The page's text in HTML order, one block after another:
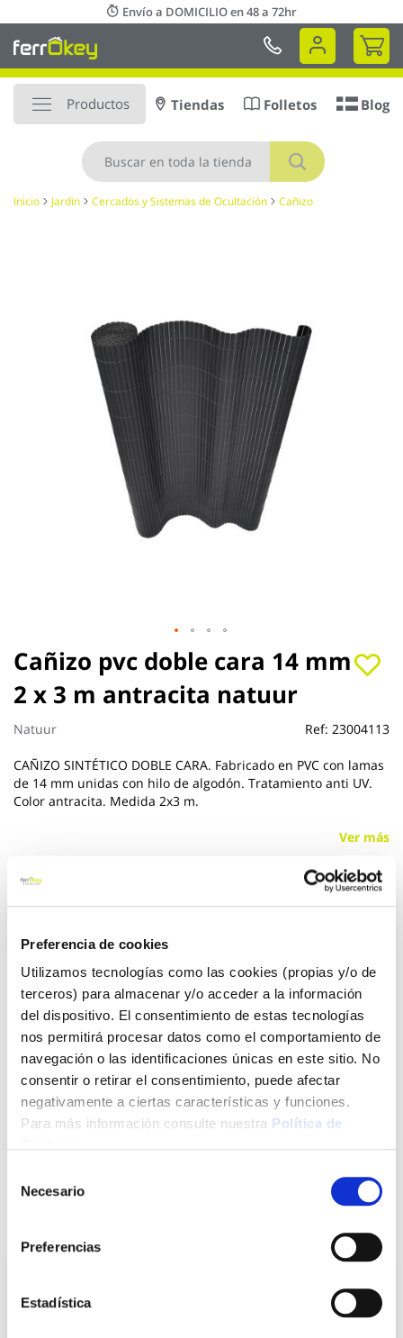
Preferencia de cookies
Utilizamos tecnologías como las cookies (propias y/o de
terceros) para almacenar y/o acceder a la información
del dispositivo. El consentimiento de estas tecnologías
nos permitirá procesar datos como el comportamiento de
navegación o las identificaciones únicas en este sitio. No
consentir o retirar el consentimiento, puede afectar
negativamente a ciertas características y funciones.
Para más información consulte nuestra Política de
Necesario
Preferencias
Estadística
al
contenido
Envío a DOMICILIO en 48 a 72hr
Mi
Productos
Buscar
Tiendas Folletos Blog
Inicio Jardin Cercados y Sistemas de Ocultación Cañizo
Cañizo pvc doble cara 14 mm
2 x 3 m antracita natuur
Natuur Ref: 23004113
CAÑIZO SINTÉTICO DOBLE CARA. Fabricado en PVC con lamas
de 14 mm unidas con hilo de algodón. Tratamiento anti UV.
Color antracita. Medida 2x3 m.
Ver más
35,76 €
Click&Collect - Recogida gratis
en nuestras tiendas
Envío a domicilio:
5 días hábiles
+ INFO
Saltar
al
comienzo
de
la
de
imágenes